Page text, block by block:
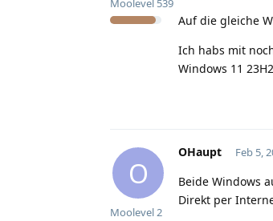
Moolevel 539
Auf die gleiche
Ich habs mit
Windows 11
O
OHaupt
Moolevel2
Feb 5,
Beide Windows
Direkt per